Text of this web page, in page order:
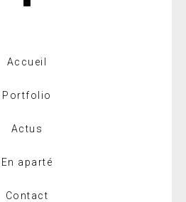
Accueil
Portfolio
Actus
En aparté
Contact